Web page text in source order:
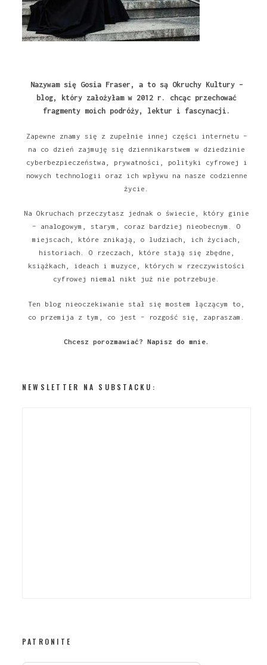
Nazywam się Gosia Fraser, a to są Okruchy Kultury –
blog, który założyłam w 2012 r. chcąc przechować
fragmenty moich podróży, lektur i fascynacji.
Zapewne znamy się z zupełnie innej części internetu –
na co dzień zajmuję się dziennikarstwem w dziedzinie
cyberbezpieczeństwa, prywatności, polityki cyfrowej i
nowych technologii oraz ich wpływu na nasze codzienne
życie.
Na Okruchach przeczytasz jednak o świecie, który ginie
– analogowym, starym, coraz bardziej nieobecnym. O
miejscach, które znikają, o ludziach, ich życiach,
historiach. O rzeczach, które stają się zbędne,
książkach, ideach i muzyce, których w rzeczywistości
cyfrowej niemal nikt już nie potrzebuje.
Ten blog nieoczekiwanie stał się mostem łączącym to,
co przemija z tym, co jest – rozgość się, zapraszam.
Chcesz porozmawiać? Napisz do mnie.
NEWSLETTER NA SUBSTACKU:
PATRONITE